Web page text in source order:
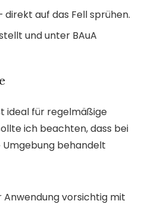
direkt auf das Fell sprühen.
und unter BAuA
ideal für regelmäßige
ich beachten, dass bei
behandelt
Anwendung vorsichtig mit